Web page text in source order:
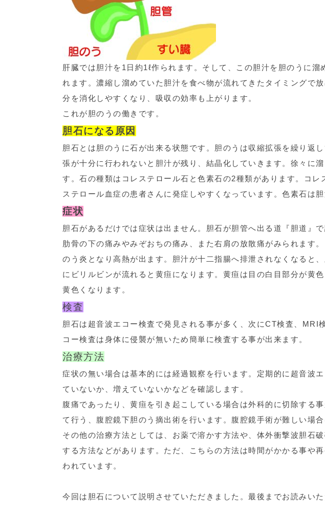
肝臓では胆汁を1日約1ℓ作られます。そして、この胆汁を胆のうに
れます。濃縮し溜めていた胆汁を食べ物が流れてきたタイミングで
分を消化しやすくなり、吸収の効率も上がります。
これが胆のうの働きです。
胆石になる原因
胆石とは胆のうに石が出来る状態です。胆のうは収縮拡張を繰り返
張が十分に行われないと胆汁が残り、結晶化していきます。徐々に
す。石の種類はコレステロール石と色素石の2種類があります。コレ
ステロール血症の患者さんに発症しやすくなっています。色素石は
症状
胆石があるだけでは症状は出ません。胆石が胆管へ出る道『胆道』
肋骨の下の痛みやみぞおちの痛み、また右肩の放散痛がみられます
のう炎となり高熱が出ます。胆汁が十二指腸へ排泄されなくなると
にビリルビンが流れると黄疸になります。黄疸は目の白目部分が黄
黄色くなります。
検査
胆石は超音波エコー検査で発見される事が多く、次にCT検査、MRI
コー検査は身体に侵襲が無いため簡単に検査する事が出来ます。
治療方法
症状の無い場合は基本的には経過観察を行います。定期的に超音波
ていないか、増えていないかなどを確認します。
腹痛であったり、黄疸を引き起こしている場合は外科的に切除する
て行う、腹腔鏡下胆のう摘出術を行います。腹腔鏡手術が難しい場合
その他の治療方法としては、お薬で溶かす方法や、体外衝撃波胆石
する方法などがあります。ただ、こちらの方法は時間がかかる事や
われています。
今回は胆石について説明させていただきました。最後までお読みい